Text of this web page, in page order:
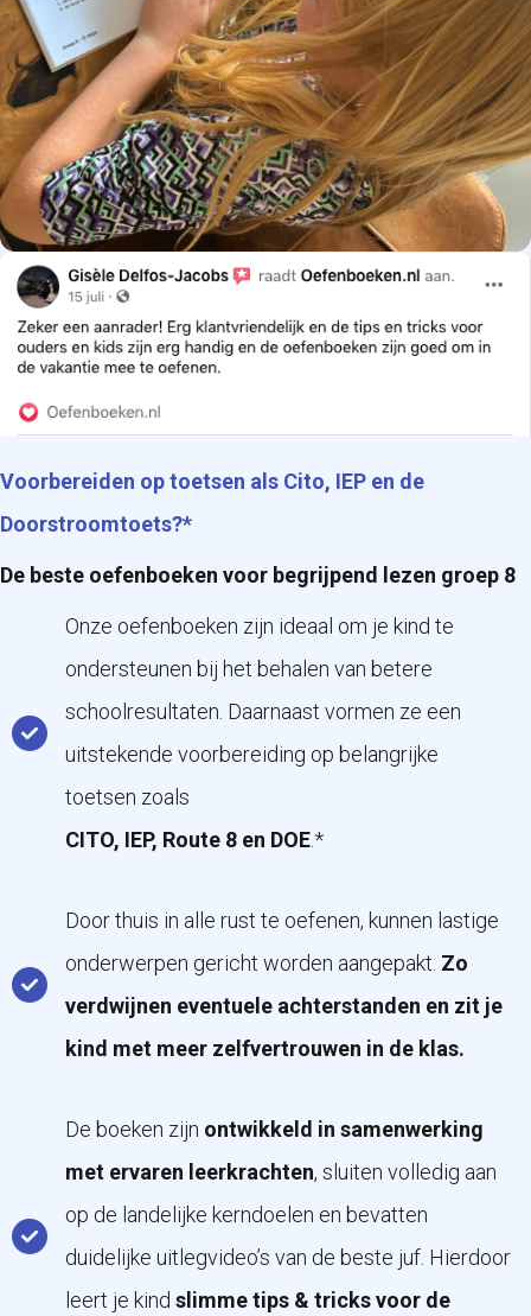
Voorbereiden op toetsen als Cito, IEP en de
Doorstroomtoets?*
De beste oefenboeken voor begrijpend lezen groep 8
Onze oefenboeken zijn ideaal om je kind te
ondersteunen bij het behalen van betere
schoolresultaten. Daarnaast vormen ze een
uitstekende voorbereiding op belangrijke
toetsen zoals
CITO, IEP, Route 8 en DOE.*
Door thuis in alle rust te oefenen, kunnen lastige
onderwerpen gericht worden aangepakt. Zo
verdwijnen eventuele achterstanden en zit je
kind met meer zelfvertrouwen in de klas.
De boeken zijn ontwikkeld in samenwerking
met ervaren leerkrachten, sluiten volledig aan
op de landelijke kerndoelen en bevatten
duidelijke uitlegvideo’s van de beste juf. Hierdoor
leert je kind slimme tips & tricks voor de